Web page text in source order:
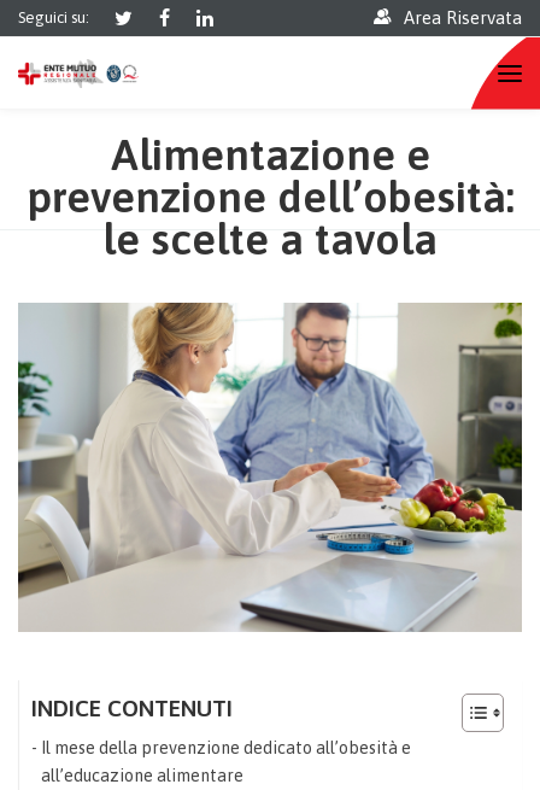
Seguici su: Area Riservata
Alimentazione e
prevenzione dell’obesità:
le scelte a tavola
INDICE CONTENUTI
Il mese della prevenzione dedicato all’obesità e
all’educazione alimentare